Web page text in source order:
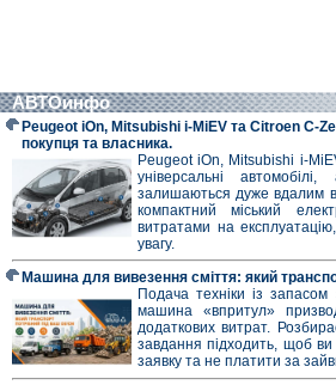
АВТОинфо
Peugeot iOn, Mitsubishi i-MiEV та Citroen C-
покупця та власника.
Peugeot iOn, Mitsubishi i-
універсальні
залишаються дуже вдалим
компактний міський
витратами на
увагу.
Машина для вивезення сміття: який
Подача техніки із
машина «впритул»
додаткових витрат.
завдання підходить, щоб
заявку та не платити за